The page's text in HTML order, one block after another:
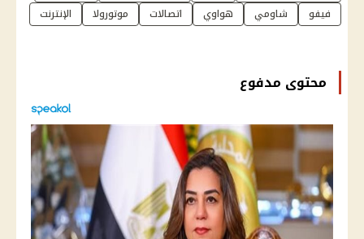
فيفو
شاومي هواوي اتصالات موتورولا الإنترنت
محتوى مدفوع